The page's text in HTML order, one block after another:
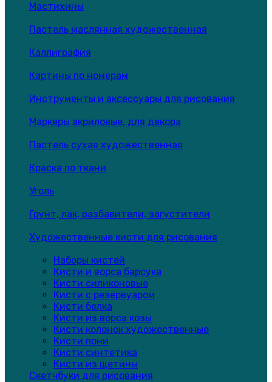
Мастихины
Пастель маслянная художественная
Каллиграфия
Картины по номерам
Инструменты и аксессуары для рисования
Маркеры акриловые, для декора
Пастель сухая художественная
Краска по ткани
Уголь
Грунт, лак, разбавители, загустители
Художественные кисти для рисования
Наборы кистей
Кисти и ворса барсука
Кисти силиконовые
Кисти с резервуаром
Кисти белка
Кисти из ворса козы
Кисти колонок художественные
Кисти пони
Кисти синтетика
Кисти из щетины
Скетчбуки для рисования